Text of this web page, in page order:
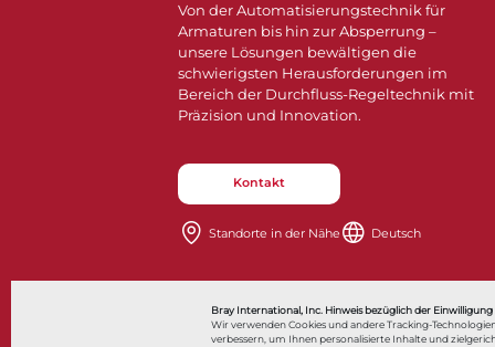
Bray International, Inc. Hinweis bezüglich der Einwilligung
Wir verwenden Cookies und andere Tracking-
verbessern, um Ihnen personalisierte Inhalte und
Von der Automatisierungstechnik für
Armaturen bis hin zur Absperrung –
unsere Lösungen bewältigen die
schwierigsten Herausforderungen im
Bereich der Durchfluss-Regeltechnik mit
Präzision und Innovation.
Kontakt
Standorte in der Nähe​​​​​​​ Deutsch
Also of Interest